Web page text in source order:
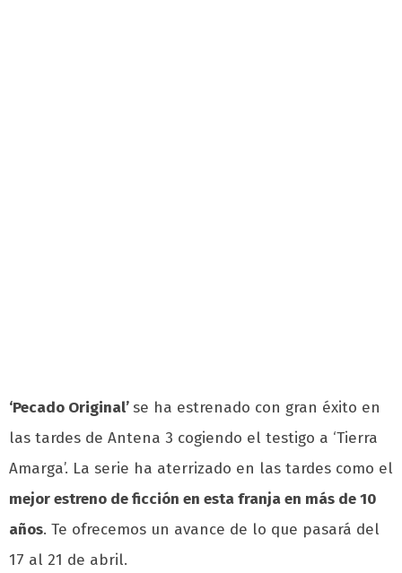
‘Pecado Original’se ha estrenado con gran éxito en
las tardes de Antena 3 cogiendo el testigo a ‘Tierra
Amarga’. La serie ha aterrizado en las tardes como el
mejor estreno de ficción en esta franja en más de 10
años. Te ofrecemos un avance de lo que pasará del
17 al 21 de abril.